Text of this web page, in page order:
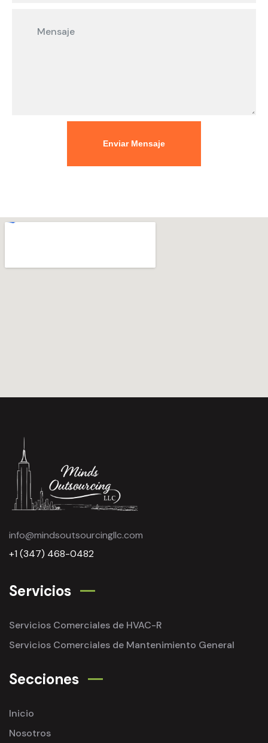
Enviar Mensaje
info@mindsoutsourcingllc.com
+1 (347) 468-0482
Servicios
Servicios Comerciales de HVAC-R
Servicios Comerciales de Mantenimiento General
Secciones
Inicio
Nosotros